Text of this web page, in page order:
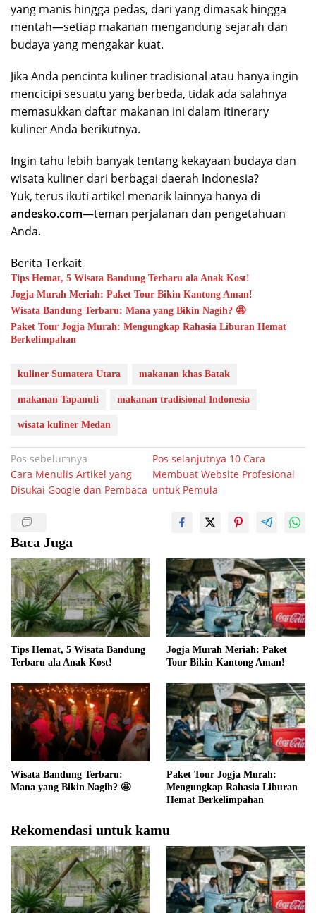
yang manis hingga pedas, dari yang dimasak hingga
mentah—setiap makanan mengandung sejarah dan
budaya yang mengakar kuat.
Jika Anda pencinta kuliner tradisional atau hanya ingin
mencicipi sesuatu yang berbeda, tidak ada salahnya
memasukkan daftar makanan ini dalam itinerary
kuliner Anda berikutnya.
Ingin tahu lebih banyak tentang kekayaan budaya dan
wisata kuliner dari berbagai daerah Indonesia?
Yuk, terus ikuti artikel menarik lainnya hanya di
andesko.com—teman perjalanan dan pengetahuan
Anda.
Berita Terkait
Tips Hemat, 5 Wisata Bandung Terbaru ala Anak Kost!
Jogja Murah Meriah: Paket Tour Bikin Kantong Aman!
Wisata Bandung Terbaru: Mana yang Bikin Nagih? 🤩
Paket Tour Jogja Murah: Mengungkap Rahasia Liburan Hemat
Berkelimpahan
kuliner Sumatera Utara makanan khas Batak
makanan Tapanuli makanan tradisional Indonesia
wisata kuliner Medan
Navigasi
pos
Pos sebelumnya
Cara Menulis Artikel yang
Disukai Google dan Pembaca
Pos selanjutnya 10 Cara
Membuat Website Profesional
untuk Pemula
Baca Juga
Tips Hemat, 5 Wisata Bandung
Terbaru ala Anak Kost!
Jogja Murah Meriah: Paket
Tour Bikin Kantong Aman!
Wisata Bandung Terbaru:
Mana yang Bikin Nagih? 🤩
Paket Tour Jogja Murah:
Mengungkap Rahasia Liburan
Hemat Berkelimpahan
Rekomendasi untuk kamu